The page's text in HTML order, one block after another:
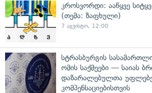
კროსვორდი: ააწყვე
(თემა: ზაფხული)
7 აგვისტო, 12:00
სტრასბურგის
ომის საქმეები — საიას
დაზარალებულთა
კომპენსაციებისთვის